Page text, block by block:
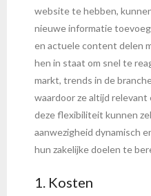
website te hebben,
nieuwe informatie
en actuele content delen
hen in staat om snel te
markt, trends in de
waardoor ze altijd
deze flexibiliteit kunnen
aanwezigheid dynamisch
hun zakelijke doelen te
1. Kosten